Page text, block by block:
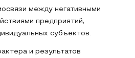
между негативными
предприятий,
субъектов.
и результатов